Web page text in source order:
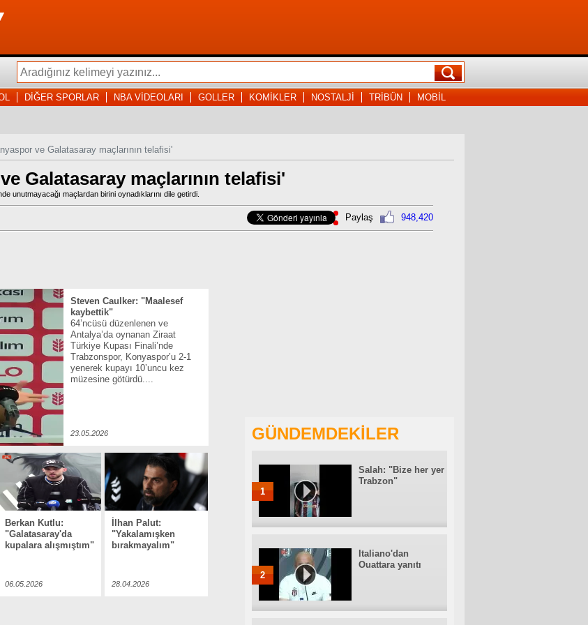
DİĞER SPORLAR NBA VİDEOLARI GOLLER KOMİKLER NOSTALJİ TRİBÜN MOBİL
ve Galatasaray maçlarının telafisi'
Galatasaray maçlarının telafisi'
maçlardan birini oynadıklarını dile getirdi.
948,420
Paylaş
Steven Caulker: "Maalesef
kaybettik"
64’ncüsü düzenlenen ve
Antalya’da oynanan Ziraat
Türkiye Kupası Finali’nde
Trabzonspor, Konyaspor’u 2-1
yenerek kupayı 10’uncu kez
müzesine götürdü....
23.05.2026
Berkan Kutlu:
"Galatasaray'da
kupalara alışmıştım"
06.05.2026
İlhan Palut:
"Yakalamışken
bırakmayalım"
28.04.2026
GÜNDEMDEKİLER
1
Salah: "Bize her yer
Trabzon"
2
Italiano'dan
Ouattara yanıtı